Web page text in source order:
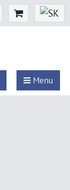
Menu